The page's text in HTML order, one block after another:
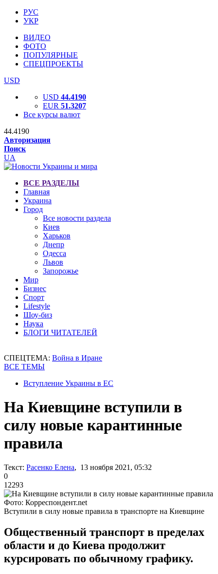
РУС
УКР
ВИДЕО
ФОТО
ПОПУЛЯРНЫЕ
СПЕЦПРОЕКТЫ
USD
USD 44.4190
EUR 51.3207
Все курсы валют
44.4190
Авторизация
Поиск
UA
ВСЕ РАЗДЕЛЫ
Главная
Украина
Город
Все новости раздела
Киев
Харьков
Днепр
Одесса
Львов
Запорожье
Мир
Бизнес
Спорт
Lifestyle
Шоу-биз
Наука
БЛОГИ ЧИТАТЕЛЕЙ
СПЕЦТЕМА: Война в Иране
ВСЕ ТЕМЫ
Вступление Украины в ЕС
На Киевщине вступили в
силу новые карантинные
правила
Текст: Расенко Елена, 13 ноября 2021, 05:32
0
12293
Фото: Корреспондент.net
Вступили в силу новые правила в транспорте на Киевщине
Общественный транспорт в пределах
области и до Киева продолжит
курсировать по обычному графику.